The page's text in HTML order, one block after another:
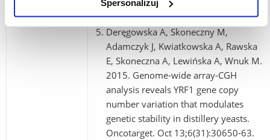
Spersonalizuj
Sep;198(7):715-23. IF2016 = 1.6.
MNiSW2016 = 20.
Deręgowska A, Skoneczny M,
Adamczyk J, Kwiatkowska A, Rawska
E, Skoneczna A, Lewińska A, Wnuk M.
2015. Genome-wide array-CGH
analysis reveals YRF1 gene copy
number variation that modulates
genetic stability in distillery yeasts.
Oncotarget. Oct 13;6(31):30650-63.